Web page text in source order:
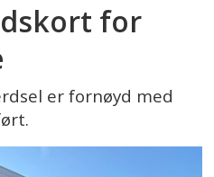
for
er fornøyd med